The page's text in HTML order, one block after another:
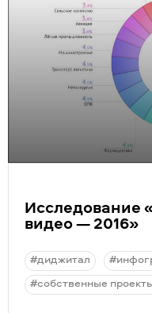
Исследование
видео — 2016»
#диджитал
#собственные